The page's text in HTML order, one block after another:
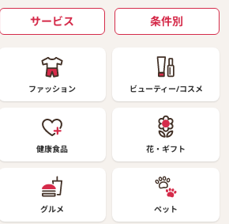
サービス 条件別
ファッション ビューティー/コスメ
健康食品 花・ギフト
グルメ ペット